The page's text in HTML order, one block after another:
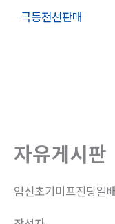
극동전선판매
자유게시판
임신초기미프진당일